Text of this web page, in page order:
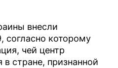
внесли
согласно которому
чей центр
в стране, признанной